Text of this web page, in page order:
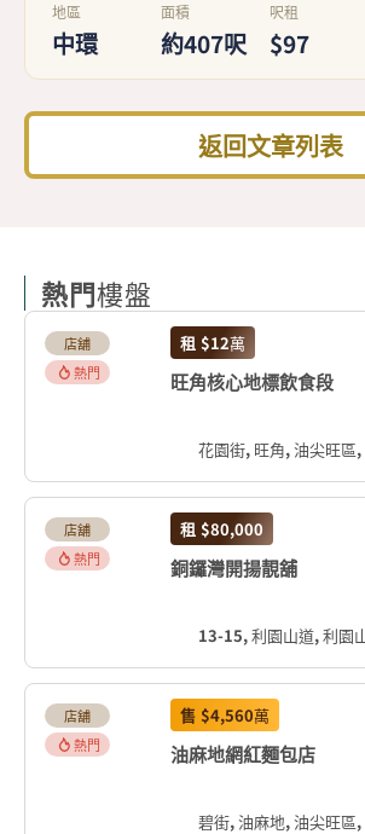
地區
中環
面積
約407呎
呎租
$97
返回文章列表
熱門樓盤
店舖
熱門
租 $12萬
旺角核心地標飲食段
花園街, 旺角, 油尖旺區, 九
店舖
熱門
租 $80,000
銅鑼灣開揚靚舖
13-15, 利園山道, 利園山, 銅鑼灣, 灣仔區,
店舖
熱門
售 $4,560萬
油麻地網紅麵包店
碧街, 油麻地, 油尖旺區, 九